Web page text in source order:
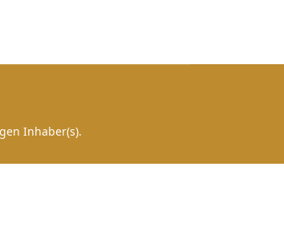
Inhaber(s).